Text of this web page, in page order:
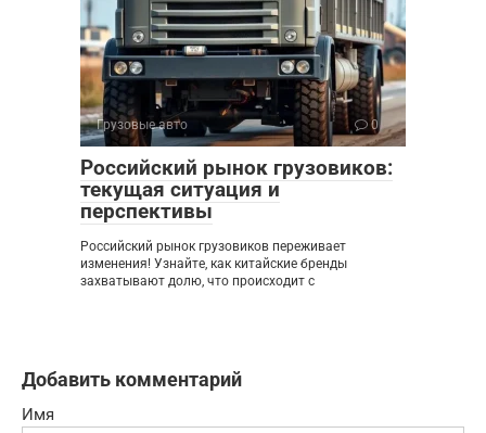
Грузовые авто 0
Российский рынок грузовиков:
текущая ситуация и
перспективы
Российский рынок грузовиков переживает
изменения! Узнайте, как китайские бренды
захватывают долю, что происходит с
Добавить комментарий
Имя